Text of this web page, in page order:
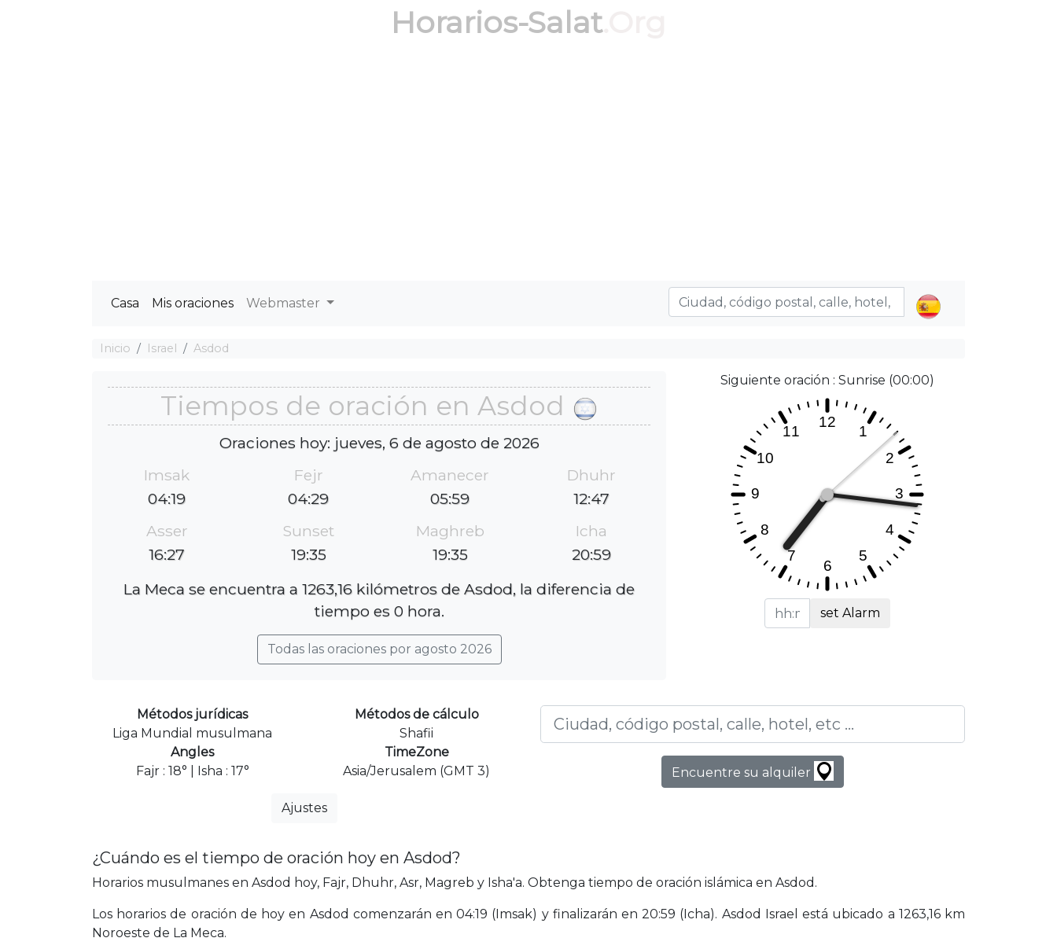
Horarios-Salat.Org
Casa Mis oraciones Webmaster
Inicio Israel Asdod
Tiempos de oración en Asdod
Oraciones hoy: jueves, 6 de agosto de 2026
Imsak
04:19
Fejr
04:29
Amanecer
05:59
Dhuhr
12:47
Asser
16:27
Sunset
19:35
Maghreb
19:35
Icha
20:59
La Meca se encuentra a 1263,16 kilómetros de Asdod, la diferencia de
tiempo es 0 hora.
Todas las oraciones por agosto 2026
Siguiente oración : Sunrise (00:00)
set Alarm
Métodos jurídicas
Liga Mundial musulmana
Métodos de cálculo
Shafii
Angles
Fajr : 18° | Isha : 17°
TimeZone
Asia/Jerusalem (GMT 3)
Ajustes
Encuentre su alquiler
¿Cuándo es el tiempo de oración hoy en Asdod?
Horarios musulmanes en Asdod hoy, Fajr, Dhuhr, Asr, Magreb y Isha'a. Obtenga tiempo de oración islámica en Asdod.
Los horarios de oración de hoy en Asdod comenzarán en 04:19 (Imsak) y finalizarán en 20:59 (Icha). Asdod Israel está ubicado a 1263,16 km
Noroeste de La Meca.